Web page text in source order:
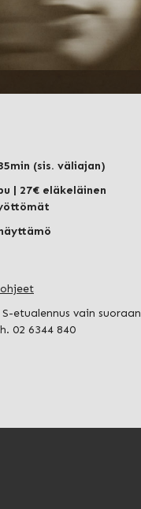
(sis. väliajan)
| 27€ eläkeläinen
etualennus vain suoraan
02 6344 840